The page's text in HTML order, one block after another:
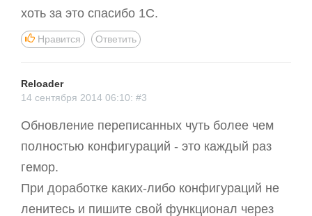
хоть за это спасибо 1С.
Нравится Ответить
Reloader
14 сентября 2014 06:10: #3
Обновление переписанных чуть более чем
полностью конфигураций - это каждый раз
гемор.
При доработке каких-либо конфигураций не
ленитесь и пишите свой функционал через